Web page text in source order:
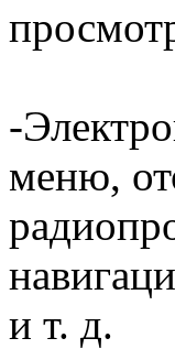
-
меню,
и т. д.